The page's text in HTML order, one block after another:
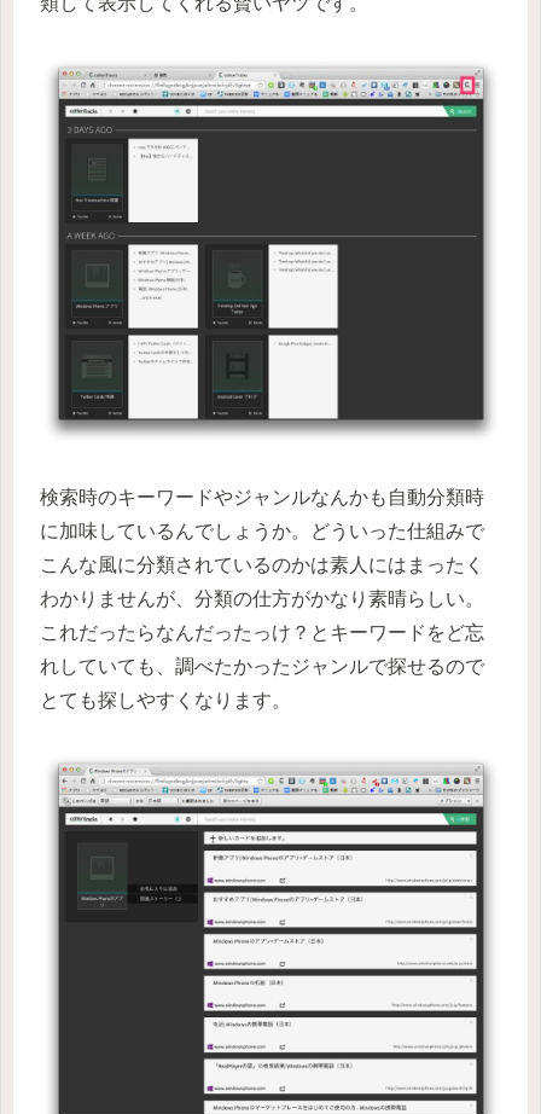
検索時のキーワードやジャンルなんかも自動分類時
に加味しているんでしょうか。どういった仕組みで
こんな風に分類されているのかは素人にはまったく
わかりませんが、分類の仕方がかなり素晴らしい。
これだったらなんだったっけ？とキーワードをど忘
れしていても、調べたかったジャンルで探せるので
とても探しやすくなります。